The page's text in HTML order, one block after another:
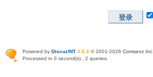
登录
Powered by Discuz!NT 3.5.2 © 2001-2026 Comsenz Inc
Processed in 0 second(s) , 2 queries.